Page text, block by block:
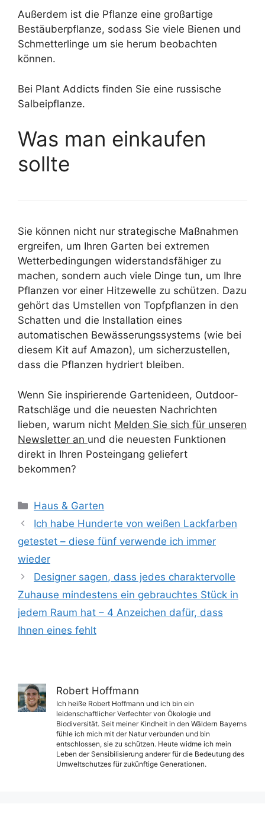
Außerdem ist die Pflanze eine großartige
Bestäuberpflanze, sodass Sie viele Bienen und
Schmetterlinge um sie herum beobachten
können.
Bei Plant Addicts finden Sie eine russische
Salbeipflanze.
Was man einkaufen
sollte
Sie können nicht nur strategische Maßnahmen
ergreifen, um Ihren Garten bei extremen
Wetterbedingungen widerstandsfähiger zu
machen, sondern auch viele Dinge tun, um Ihre
Pflanzen vor einer Hitzewelle zu schützen. Dazu
gehört das Umstellen von Topfpflanzen in den
Schatten und die Installation eines
automatischen Bewässerungssystems (wie bei
diesem Kit auf Amazon), um sicherzustellen,
dass die Pflanzen hydriert bleiben.
Wenn Sie inspirierende Gartenideen, Outdoor-
Ratschläge und die neuesten Nachrichten
lieben, warum nicht Melden Sie sich für unseren
Newsletter an und die neuesten Funktionen
direkt in Ihren Posteingang geliefert
bekommen?
Kategorien
Haus & Garten
Ich habe Hunderte von weißen Lackfarben
getestet – diese fünf verwende ich immer
wieder
Designer sagen, dass jedes charaktervolle
Zuhause mindestens ein gebrauchtes Stück in
jedem Raum hat – 4 Anzeichen dafür, dass
Ihnen eines fehlt
Robert Hoffmann
Ich heiße Robert Hoffmann und ich bin ein
leidenschaftlicher Verfechter von Ökologie und
Biodiversität. Seit meiner Kindheit in den Wäldern Bayerns
fühle ich mich mit der Natur verbunden und bin
entschlossen, sie zu schützen. Heute widme ich mein
Leben der Sensibilisierung anderer für die Bedeutung des
Umweltschutzes für zukünftige Generationen.